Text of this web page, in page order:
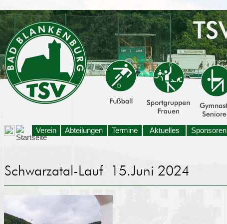
Verein Abteilungen Termine Aktuelles Sponsoren